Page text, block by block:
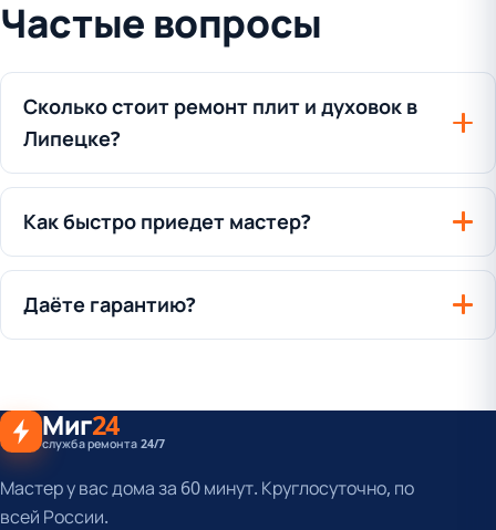
Частые вопросы
Сколько стоит ремонт плит и духовок в
Липецке?
Как быстро приедет мастер?
Даёте гарантию?
Миг24
служба ремонта 24/7
Мастер у вас дома за 60 минут. Круглосуточно, по
всей России.